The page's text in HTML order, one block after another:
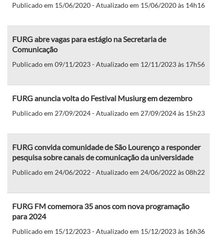
Publicado em 15/06/2020 - Atualizado em 15/06/2020 às 14h16
FURG abre vagas para estágio na Secretaria de
Comunicação
Publicado em 09/11/2023 - Atualizado em 12/11/2023 às 17h56
FURG anuncia volta do Festival Musiurg em dezembro
Publicado em 27/09/2024 - Atualizado em 27/09/2024 às 15h23
FURG convida comunidade de São Lourenço a responder
pesquisa sobre canais de comunicação da universidade
Publicado em 24/06/2022 - Atualizado em 24/06/2022 às 08h22
FURG FM comemora 35 anos com nova programação
para 2024
Publicado em 15/12/2023 - Atualizado em 15/12/2023 às 16h36